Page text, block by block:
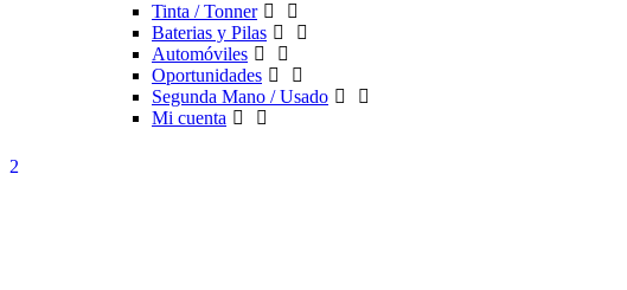
Tinta / Tonner
Baterias y Pilas
Automóviles
Oportunidades
Segunda Mano / Usado
Mi cuenta